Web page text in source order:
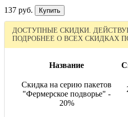
137 руб.
ДОСТУПНЫЕ СКИДКИ.
ПОДРОБНЕЕ О ВСЕХ СКИДКАХ
Название
Скидка на серию пакетов
"Фермерское подворье" -
20%